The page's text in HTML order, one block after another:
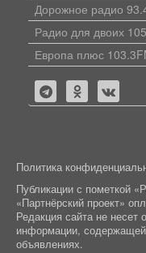
Дорожное радио
Радио для двоих
Европа плюс
Политика
Публикации с пометкой
«Партнёрский проект»
Редакция сайта не несет
информации,
объявлениях.